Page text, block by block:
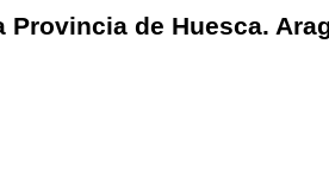
de Huesca.